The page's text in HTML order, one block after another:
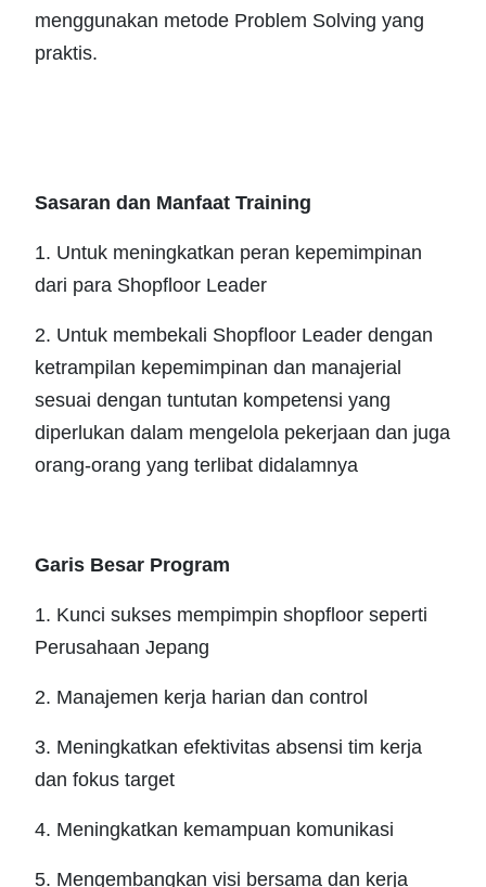
menggunakan metode Problem Solving yang
praktis.
Sasaran dan Manfaat Training
1. Untuk meningkatkan peran kepemimpinan
dari para Shopfloor Leader
2. Untuk membekali Shopfloor Leader dengan
ketrampilan kepemimpinan dan manajerial
sesuai dengan tuntutan kompetensi yang
diperlukan dalam mengelola pekerjaan dan juga
orang-orang yang terlibat didalamnya
Garis Besar Program
1. Kunci sukses mempimpin shopfloor seperti
Perusahaan Jepang
2. Manajemen kerja harian dan control
3. Meningkatkan efektivitas absensi tim kerja
dan fokus target
4. Meningkatkan kemampuan komunikasi
5. Mengembangkan visi bersama dan kerja